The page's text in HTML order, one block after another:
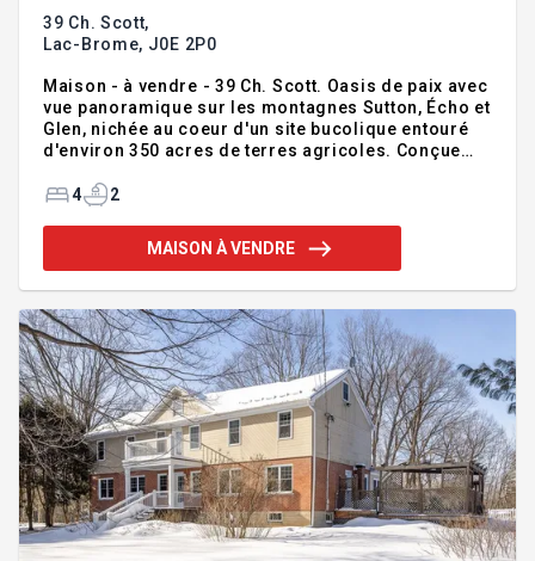
39 Ch. Scott,
Lac-Brome, J0E 2P0
Maison - à vendre - 39 Ch. Scott. Oasis de paix avec
vue panoramique sur les montagnes Sutton, Écho et
Glen, nichée au coeur d'un site bucolique entouré
d'environ 350 acres de terres agricoles. Conçue
contribué à l'Expo 67, cette maison contemporaine
et 1 salle d'eau. Rénovée au fil des ans, elle séduit
par son style intemporel, sa luminosité et son
à proximité de Knowlton et Cowansville où vous t
4 2
MAISON À VENDRE